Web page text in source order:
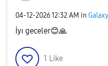
‎04-12-202612:32 AM in
İyı geceler😊🙏
1 Like